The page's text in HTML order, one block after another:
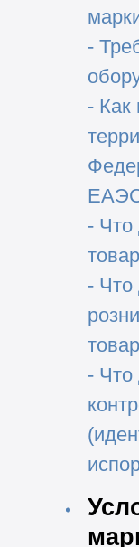
-
- Как
- Что
- Что
- Что